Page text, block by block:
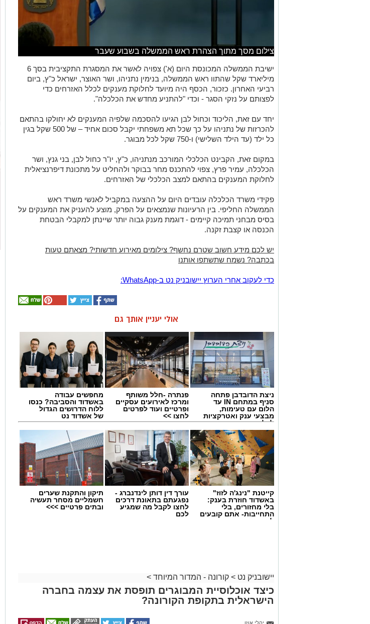
צילום מסך מתוך הצהרת ראש הממשלה בשבוע שעבר
ישיבת הממשלה המכונסת היום (א') צפויה לאשר את המסגרת התקציבית בסך
מיליארד שקל שהתוו ראש הממשלה, בנימין נתניהו, ושר האוצר, ישראל כ"ץ, ביום
רביעי האחרון. כזכור, הכסף היה מיועד לחלוקת מענקים לכלל האזרחים כדי
לפצותם על נזקי הסגר - וכדי "להתניע מחדש את הכלכלה".
יחד עם זאת, הליכוד וכחול לבן הגיעו להסכמה שלפיה המענקים לא יחולקו בהתאם
להכרזות של נתניהו על כך שכל תא משפחתי יקבל סכום אחיד– של
שקל בגין
כל ילד (עד הילד השלישי) ו-750 שקל לכל מבוגר.
במקום זאת, הקבינט הכלכלי המורכב מנתניהו, כ"ץ, יו"ר כחול לבן, בני גנץ, ושר
הכלכלה, עמיר פרץ, צפוי להתכנס מחר בבוקר ולהחליט על מתכונת דיפרנציאלית
לחלוקת המענקים בהתאם למצב הכלכלי של האזרחים.
פקידי משרד הכלכלה עובדים היום על ההצעה במקביל לאנשי משרד ראש
הממשלה החליפי. בין הרעיונות שנמצאים על הפרק, מוצע להעניק את המענקים על
בסיס מבחני תמיכה קיימים - דוגמת מענק גבוה יותר שיינתן למקבלי הבטחת
הכנסה או קצבת זקנה.
יש לכם מידע חשוב שטרם נחשף? צילומים מאירוע חדשותי? מצאתם טעות
בכתבה? נשמח שתשתפו אותנו
‏כדי לעקוב אחרי הערוץ יישובניק נט ב-WhatsApp:‏‏‏
אולי יעניין אותך גם
ניצת הדובדבן פתחה
סניף במתחם IN עד
הלום עם טעימות,
מבצעי ענק ואטרקציות
לכל המשפחה
פנתרה -חלל משותף
ומרכז לאירועים עסקיים
ופרטיים ועוד לפרטים
לחצו >>
מחפשים עבודה
באשדוד והסביבה? כנסו
ללוח הדרושים הגדול
של אשדוד נט
קייטנת "נינג'ה לזוז"
באשדוד חוזרת בענק:
בלי מחזורים, בלי
התחייבות- אתם קובעים
לכמה ואיזה ימים
עורך דין דותן לינדנברג -
נפגעתם בתאונת דרכים
לחצו לקבל מה שמגיע
לכם
תיקון והתקנת שערים
חשמליים מסחר תעשיה
ובתים פרטיים >>>
יישובניק נט > קורונה - המדור המיוחד >
כיצד אוכלוסיית המבוגרים תופסת את עצמה בחברה
הישראלית בתקופת הקורונה?
יהלי אוזן